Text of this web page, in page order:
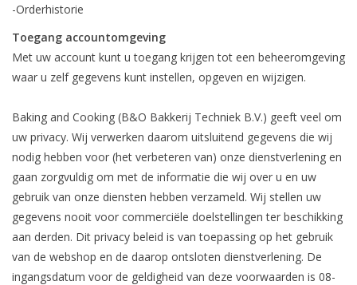
-Orderhistorie
Toegang accountomgeving
Met uw account kunt u toegang krijgen tot een beheeromgeving
waar u zelf gegevens kunt instellen, opgeven en wijzigen.
Baking and Cooking (B&O Bakkerij Techniek B.V.) geeft veel om
uw privacy. Wij verwerken daarom uitsluitend gegevens die wij
nodig hebben voor (het verbeteren van) onze dienstverlening en
gaan zorgvuldig om met de informatie die wij over u en uw
gebruik van onze diensten hebben verzameld. Wij stellen uw
gegevens nooit voor commerciële doelstellingen ter beschikking
aan derden. Dit privacy beleid is van toepassing op het gebruik
van de webshop en de daarop ontsloten dienstverlening. De
ingangsdatum voor de geldigheid van deze voorwaarden is 08-